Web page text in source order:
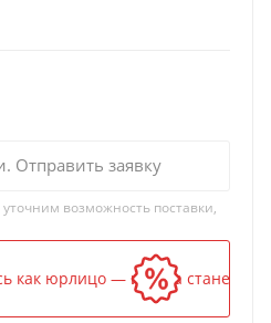
Отправить заявку
возможность поставки,
как юрлицо — и цена станет